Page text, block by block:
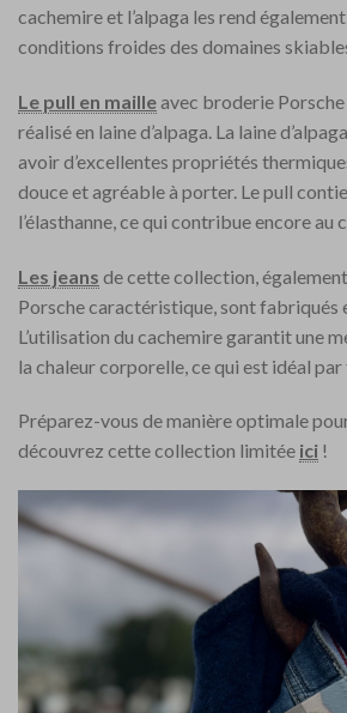
cachemire et l’alpaga les rend
conditions froides des domaines
Le pull en mailleavec broderie
réalisé en laine d’alpaga. La laine
avoir d’excellentes propriétés
douce et agréable à porter. Le pull
l’élasthanne, ce qui contribue encore
Les jeans de cette collection,
Porsche caractéristique, sont fabriqués
L’utilisation du cachemire garantit une
la chaleur corporelle, ce qui est idéal
Préparez-vous de manière optimale
découvrez cette collection limitée ici !